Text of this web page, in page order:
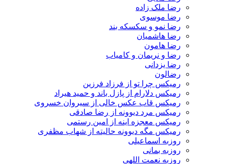
رضا ملک زاده
رضا موسوی
رضا نمو و سکسکه بند
رضا هاشمیان
رضا هامون
رضا و نریمان و کامیاب
رضا یزدانی
رضالون
رمیکس چرا تو از فرزاد فرزین
رمیکس دلارام از پازل باند و حمید هیراد
رمیکس قاب عکس خالی از سیروان خسروی
رمیکس مرد دیوونه از رضا صادقی
رمیکس معجزه اینه از امین رستمی
رمیکس مگه دیوونه حالیته از شهاب مظفری
روزبه اسماعیلی
روزبه بمانی
روزبه نعمت اللهی